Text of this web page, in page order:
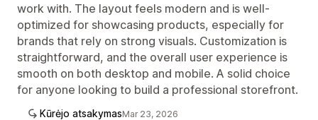
work with. The layout feels modern and is well-
optimized for showcasing products, especially for
brands that rely on strong visuals. Customization is
straightforward, and the overall user experience is
smooth on both desktop and mobile. A solid choice
for anyone looking to build a professional storefront.
Kūrėjo atsakymasMar 23, 2026